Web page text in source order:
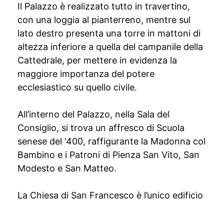
Il Palazzo è realizzato tutto in travertino,
con una loggia al pianterreno, mentre sul
lato destro presenta una torre in mattoni di
altezza inferiore a quella del campanile della
Cattedrale, per mettere in evidenza la
maggiore importanza del potere
ecclesiastico su quello civile.
All’interno del Palazzo, nella Sala del
Consiglio, si trova un affresco di Scuola
senese del ‘400, raffigurante la Madonna col
Bambino e i Patroni di Pienza San Vito, San
Modesto e San Matteo.
La Chiesa di San Francesco è l’unico edificio